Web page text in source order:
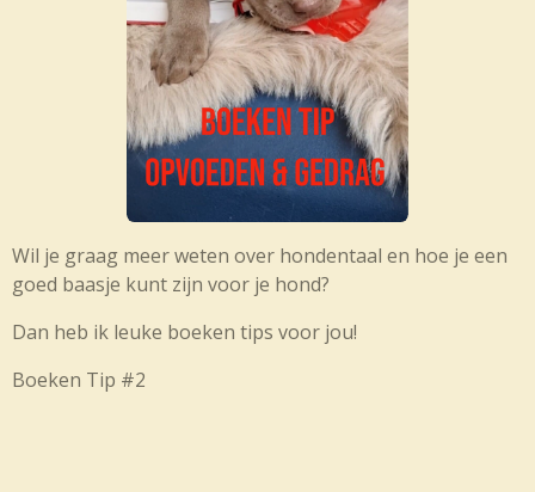
Wil je graag meer weten over hondentaal en hoe je een
goed baasje kunt zijn voor je hond?
Dan heb ik leuke boeken tips voor jou!
Boeken Tip #2